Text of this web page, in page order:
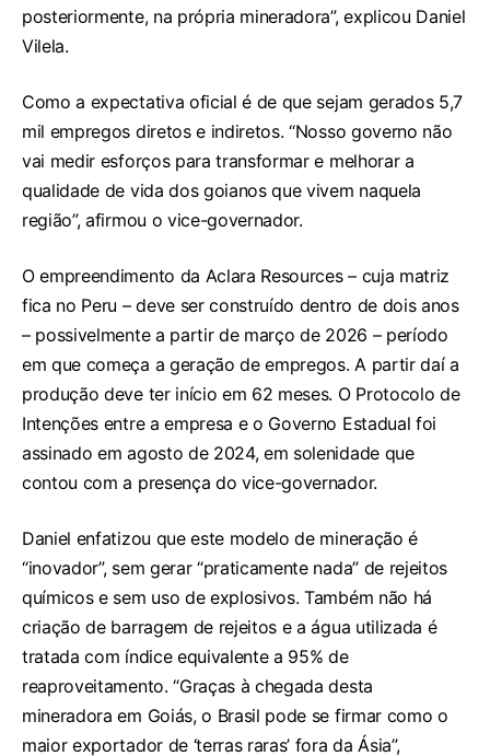
posteriormente, na própria mineradora”, explicou Daniel
Vilela.
Como a expectativa oficial é de que sejam gerados 5,7
mil empregos diretos e indiretos. “Nosso governo não
vai medir esforços para transformar e melhorar a
qualidade de vida dos goianos que vivem naquela
região”, afirmou o vice-governador.
O empreendimento da Aclara Resources – cuja matriz
fica no Peru – deve ser construído dentro de dois anos
– possivelmente a partir de março de 2026 – período
em que começa a geração de empregos. A partir daí a
produção deve ter início em 62 meses. O Protocolo de
Intenções entre a empresa e o Governo Estadual foi
assinado em agosto de 2024, em solenidade que
contou com a presença do vice-governador.
Daniel enfatizou que este modelo de mineração é
“inovador”, sem gerar “praticamente nada” de rejeitos
químicos e sem uso de explosivos. Também não há
criação de barragem de rejeitos e a água utilizada é
tratada com índice equivalente a 95% de
reaproveitamento. “Graças à chegada desta
mineradora em Goiás, o Brasil pode se firmar como o
maior exportador de ‘terras raras’ fora da Ásia”,